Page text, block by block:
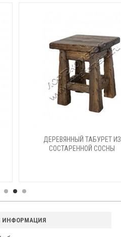
ДЕРЕВЯННЫЙ ТАБУРЕТ ИЗ
СОСТАРЕННОЙ СОСНЫ
ИНФОРМАЦИЯ